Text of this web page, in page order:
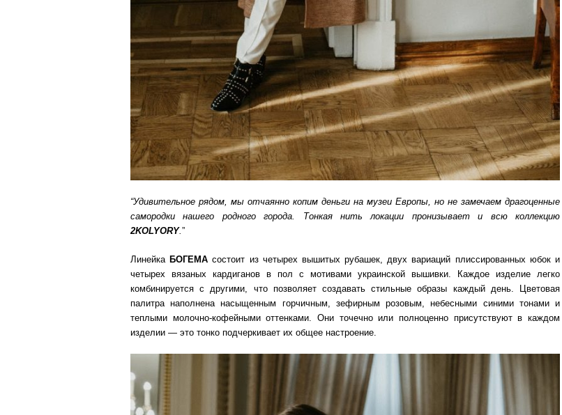
“Удивительное рядом, мы отчаянно копим деньги на музеи Европы, но не замечаем драгоценные
самородки нашего родного города. Тонкая нить локации пронизывает и всю коллекцию
2KOLYORY. ”
ЛинейкаБОГЕМА состоит из четырех вышитых рубашек, двух вариаций плиссированных юбок и
четырех вязаных кардиганов в пол с мотивами украинской вышивки. Каждое изделие легко
комбинируется с другими, что позволяет создавать стильные образы каждый день. Цветовая
палитра наполнена насыщенным горчичным, зефирным розовым, небесными синими тонами и
теплыми молочно-кофейными оттенками. Они точечно или полноценно присутствуют в каждом
изделии — это тонко подчеркивает их общее настроение.